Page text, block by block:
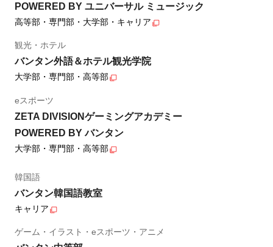
POWERED BY ユニバーサル ミュージック
高等部・専門部・大学部・キャリア
観光・ホテル
バンタン外語＆ホテル観光学院
大学部・専門部・高等部
eスポーツ
ZETA DIVISIONゲーミングアカデミー
POWERED BY バンタン
大学部・専門部・高等部
韓国語
バンタン韓国語教室
キャリア
ゲーム・イラスト・eスポーツ・アニメ